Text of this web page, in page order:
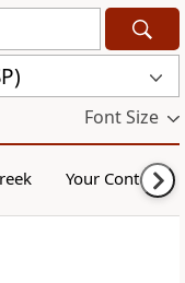
Font Size
Your Content